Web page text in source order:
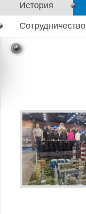
История
Сотрудничество